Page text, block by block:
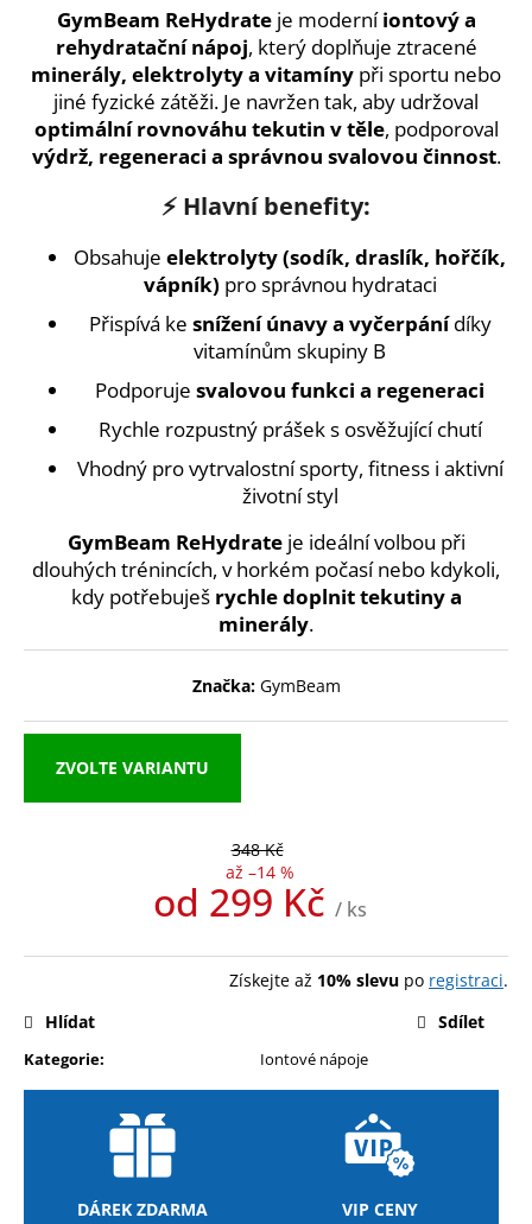
GymBeam ReHydrateje moderníiontový a
rehydratační nápoj, který doplňuje ztracené
minerály, elektrolyty a vitamíny při sportu nebo
jiné fyzické zátěži. Je navržen tak, aby udržoval
optimální rovnováhu tekutin v těle, podporoval
výdrž, regeneraci a správnou svalovou činnost.
⚡ Hlavní benefity:
Obsahuje elektrolyty (sodík, draslík, hořčík,
vápník) pro správnou hydrataci
Přispívá ke snížení únavy a vyčerpánídíky
vitamínům skupiny B
Podporuje svalovou funkci a regeneraci
Rychle rozpustný prášek s osvěžující chutí
Vhodný pro vytrvalostní sporty, fitness i aktivní
životní styl
GymBeam ReHydrateje ideální volbou při
dlouhých trénincích, v horkém počasí nebo kdykoli,
kdy potřebuješ rychle doplnit tekutiny a
minerály.
ZVOLTE VARIANTU
Značka: GymBeam
348 Kč
až –14 %
od 299 Kč / ks
cena:
Získejte až 10% slevu po registraci.
Kategorie: Iontové nápoje
Hlídat Sdílet
DÁREK ZDARMA
VIP CENY
t
?
HLEDAT
u
MEZZO
CAFFE
ZRNKOVÁ
KÁVA